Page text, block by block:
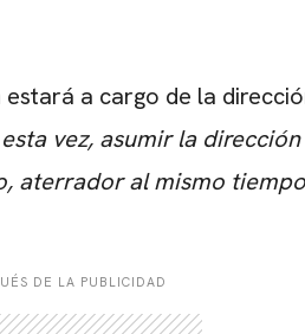
a cargo de la
vez, asumir la
aterrador al mismo tiempo
DE LA PUBLICIDAD